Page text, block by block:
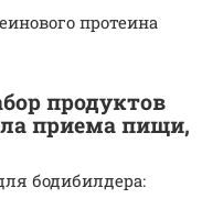
протеина
продуктов
приема пищи,
бодибилдера: